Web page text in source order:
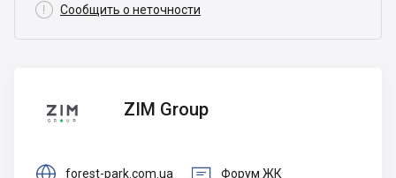
 Сообщить о неточности
Group
ZIM Group
 forest-park.com.ua  Форум ЖК